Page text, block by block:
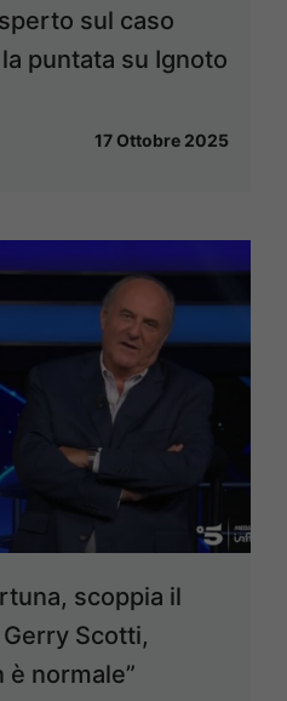
sul caso
puntata su Ignoto
17 Ottobre 2025
scoppia il
Scotti,
è normale”